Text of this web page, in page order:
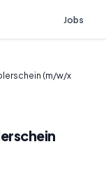
Jobs
(m/w/x